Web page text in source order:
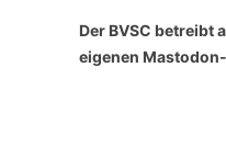
Der BVSC betreibt
eigenen